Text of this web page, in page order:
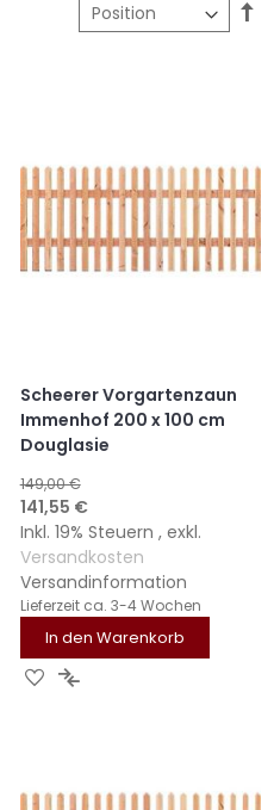
Scheerer Vorgartenzaun
Immenhof 200 x 100 cm
Douglasie
149,00 €
Sonderangebot
141,55 €
Inkl. 19% Steuern , exkl.
Versandkosten
Versandinformation
Lieferzeit ca. 3-4 Wochen
In den Warenkorb
ZURZUR